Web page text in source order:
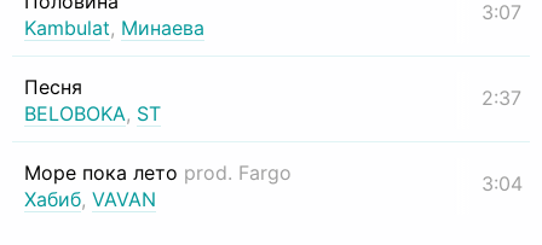
Kambulat, Минаева
3:07
Песня
BELOBOKA, ST
2:37
Море пока лето prod. Fargo
Хабиб, VAVAN
3:04